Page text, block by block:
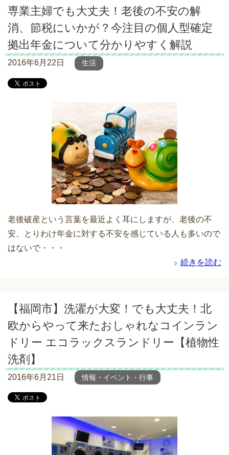
専業主婦でも大丈夫！老後の不安の解
消、節税にいかが？今注目の個人型確定
拠出年金について分かりやすく解説
2016年6月22日 生活
老後破産という言葉を最近よく耳にしますが、老後の不
安、とりわけ年金に対する不安を感じている人も多いので
はないで・・・
続きを読む
【福岡市】洗濯が大変！でも大丈夫！北
欧からやって来たおしゃれなコインラン
ドリー エコラックスランドリー【植物性
洗剤】
2016年6月21日 情報・イベント・行事